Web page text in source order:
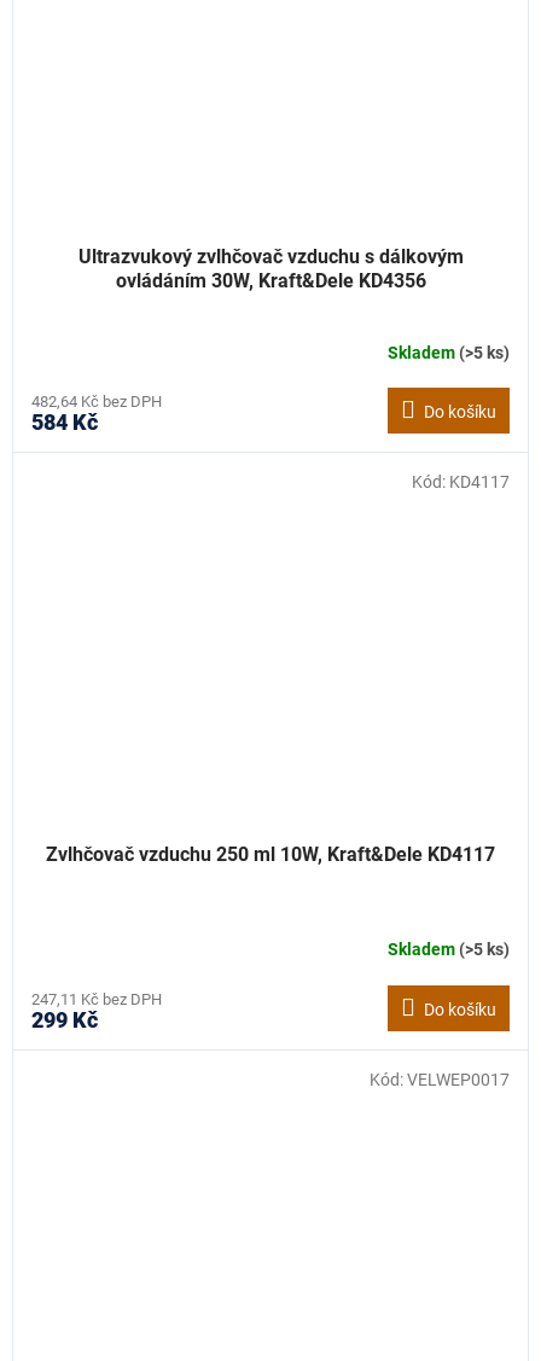
Ultrazvukový zvlhčovač vzduchu s dálkovým
ovládáním 30W, Kraft&Dele KD4356
Skladem(>5 ks)
482,64 Kč bez DPH
584 Kč Do košíku
Zvlhčovač vzduchu 250 ml 10W, Kraft&Dele KD4117
Skladem(>5 ks)
247,11 Kč bez DPH
299 Kč Do košíku
Kód: KD4117
Kód:VELWEP0017